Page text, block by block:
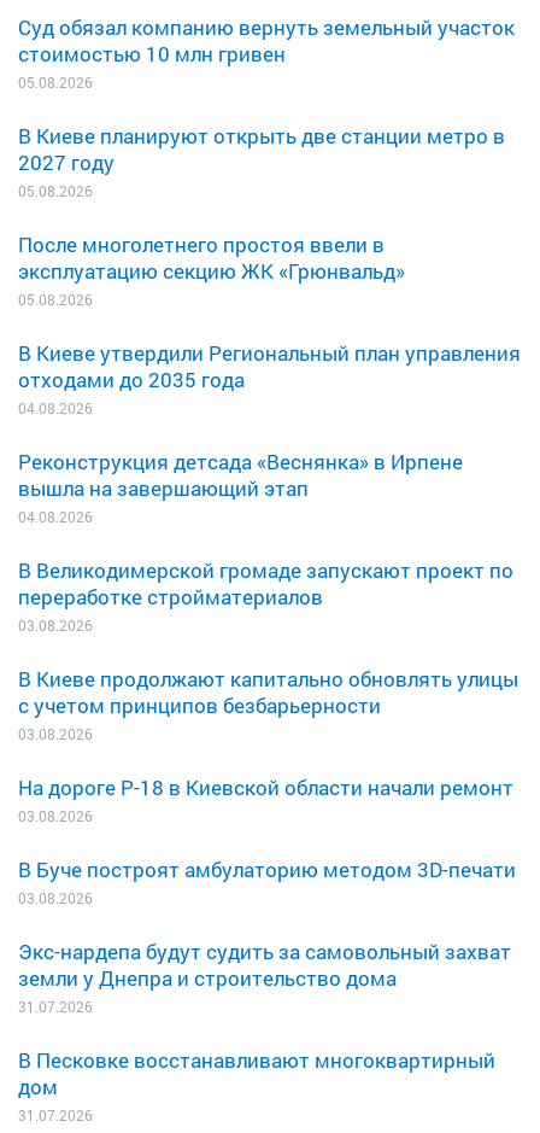
Суд обязал компанию вернуть земельный участок
стоимостью 10 млн гривен
05.08.2026
В Киеве планируют открыть две станции метро в
2027 году
05.08.2026
После многолетнего простоя ввели в
эксплуатацию секцию ЖК «Грюнвальд»
05.08.2026
В Киеве утвердили Региональный план управления
отходами до 2035 года
04.08.2026
Реконструкция детсада «Веснянка» в Ирпене
вышла на завершающий этап
04.08.2026
В Великодимерской громаде запускают проект по
переработке стройматериалов
03.08.2026
В Киеве продолжают капитально обновлять улицы
с учетом принципов безбарьерности
03.08.2026
На дороге Р-18 в Киевской области начали ремонт
03.08.2026
В Буче построят амбулаторию методом 3D-печати
03.08.2026
Экс-нардепа будут судить за самовольный захват
земли у Днепра и строительство дома
31.07.2026
В Песковке восстанавливают многоквартирный
дом
31.07.2026